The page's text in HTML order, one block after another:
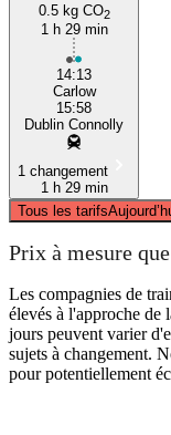
0.5 kg CO2
1 h 29 min
14:13
Carlow
15:58
Dublin Connolly
1 changement
1 h 29 min
Tous les tarifs
Prix à mesure
Les compagnies de
élevés à l'approche de
jours peuvent varier
sujets à changement.
pour potentiellement